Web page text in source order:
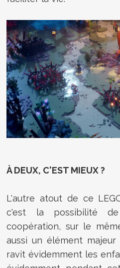
À DEUX, C'EST MIEUX ?
L'autre atout de ce
c'est la possibilité
coopération, sur le
aussi un élément
ravit évidemment les